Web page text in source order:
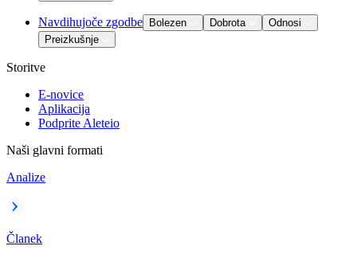
Navdihujoče zgodbe Bolezen Dobrota
Odnosi
Preizkušnje
Storitve
E-novice
Aplikacija
Podprite Aleteio
Naši glavni formati
Analize
Članek